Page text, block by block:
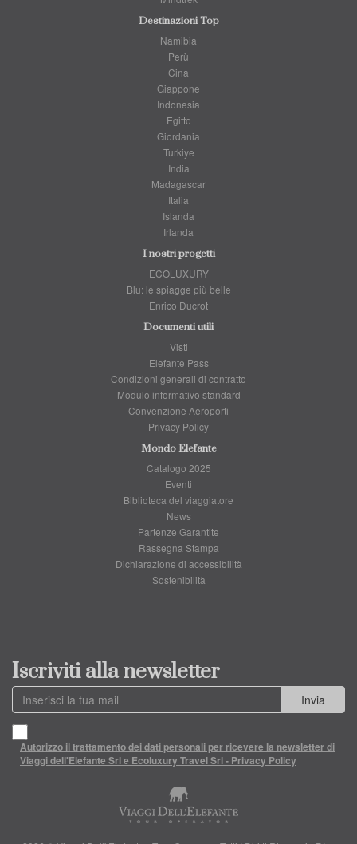
Destinazioni Top
Namibia
Perù
Cina
Giappone
Indonesia
Egitto
Giordania
Turkiye
India
Madagascar
Italia
Islanda
Irlanda
I nostri progetti
ECOLUXURY
Blu: le spiagge più belle
Enrico Ducrot
Documenti utili
Visti
Elefante Pass
Condizioni generali di contratto
Modulo informativo standard
Convenzione Aeroporti
Privacy Policy
Mondo Elefante
Catalogo 2025
Eventi
Biblioteca del viaggiatore
News
Partenze Garantite
Rassegna Stampa
Dichiarazione di accessibilità
Sostenibilità
Iscriviti alla newsletter
Invia
Autorizzo il trattamento dei dati personali per ricevere la newsletter di
Viaggi dell'Elefante Srl e Ecoluxury Travel Srl - Privacy Policy